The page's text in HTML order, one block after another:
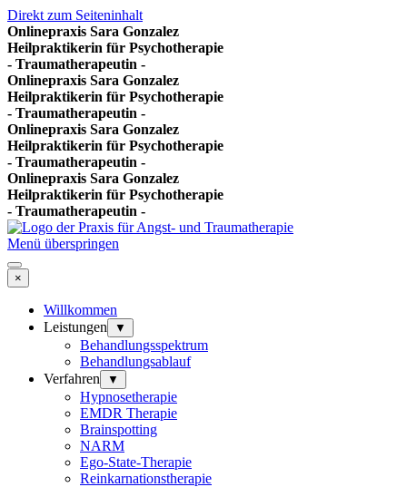
Direkt zum Seiteninhalt
Onlinepraxis Sara Gonzalez
Heilpraktikerin für Psychotherapie
- Traumatherapeutin -
Onlinepraxis Sara Gonzalez
Heilpraktikerin für Psychotherapie
- Traumatherapeutin -
Onlinepraxis Sara Gonzalez
Heilpraktikerin für Psychotherapie
- Traumatherapeutin -
Onlinepraxis Sara Gonzalez
Heilpraktikerin für Psychotherapie
- Traumatherapeutin -
Menü überspringen
×
Willkommen
Leistungen
▼
Behandlungsspektrum
Behandlungsablauf
Verfahren
▼
Hypnosetherapie
EMDR Therapie
Brainspotting
NARM
Ego-State-Therapie
Reinkarnationstherapie